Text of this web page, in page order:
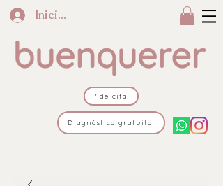
Iniciar sesión
Pide cita
Diagnóstico gratuito